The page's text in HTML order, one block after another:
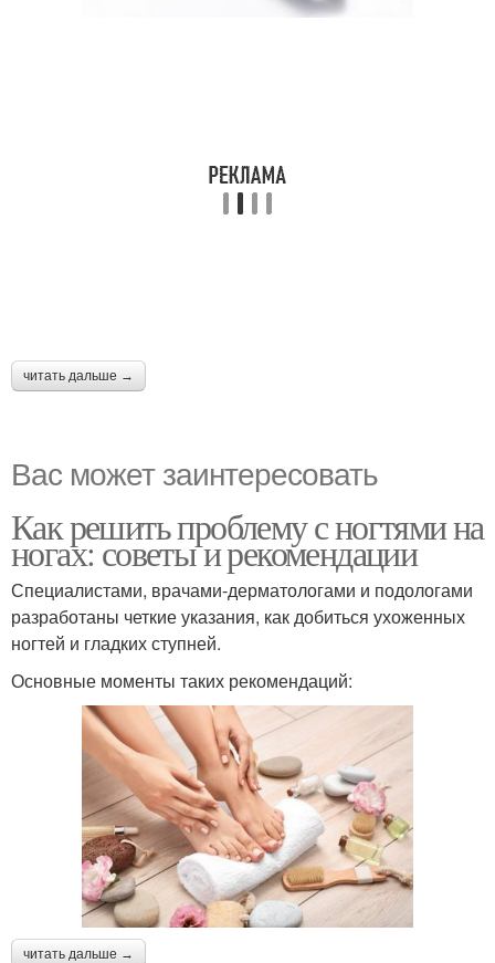
читать дальше →
Вас может заинтересовать
Как решить проблему с ногтями на
ногах: советы и рекомендации
Специалистами, врачами-дерматологами и подологами
разработаны четкие указания, как добиться ухоженных
ногтей и гладких ступней.
Основные моменты таких рекомендаций:
читать дальше →